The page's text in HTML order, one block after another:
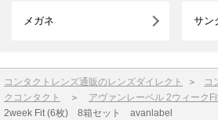
メガネ サン
コンタクトレンズ通販のレンズダイレクト ＞ コ
クコンタクト
＞ アヴァンレーベル 2ウィーク
2week Fit (6枚) 8箱セット avanlabel